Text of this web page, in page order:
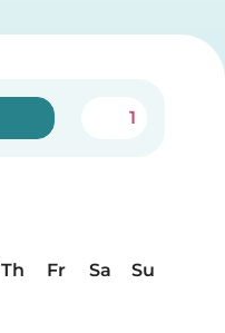
1
Th Fr Sa
Su